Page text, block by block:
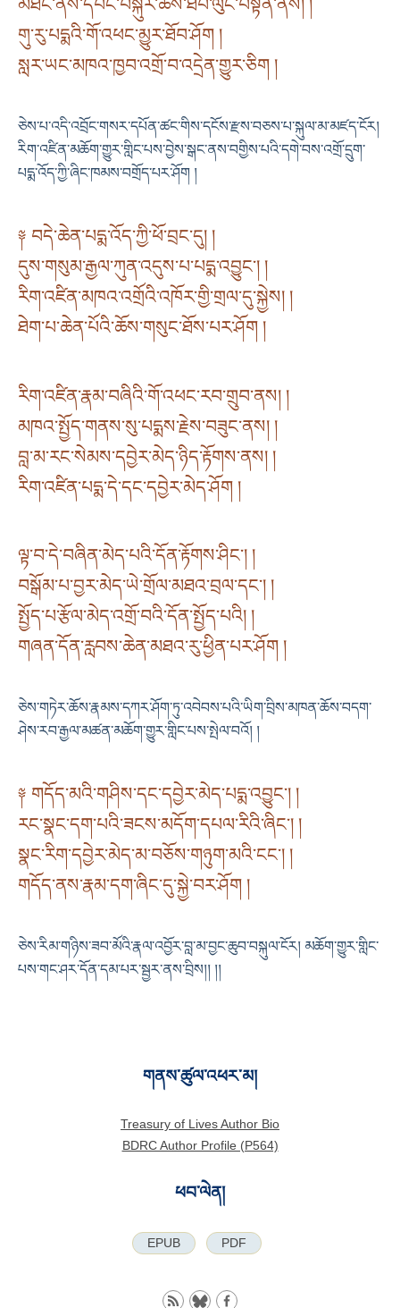
མཐོང་ནས་དབང་བསྐུར་ཆོས་ཐོབ་ལུང་བསྟན་ནས། །
གུ་རུ་པདྨའི་གོ་འཕང་མྱུར་ཐོབ་ཤོག །
སླར་ཡང་མཁའ་ཁྱབ་འགྲོ་བ་འདྲེན་གྱུར་ཅིག །
ཅེས་པ་འདི་འབྲོང་གསར་དཔོན་ཚང་གིས་དངོས་རྫས་བཅས་པ་སྐུལ་མ་མཛད་ངོར།
རིག་འཛིན་མཆོག་གྱུར་གླིང་པས་བྱེས་སྒང་ནས་བགྱིས་པའི་དགེ་བས་འགྲོ་དྲུག་
པདྨ་འོད་ཀྱི་ཞིང་ཁམས་བགྲོད་པར་ཤོག །
༈ བདེ་ཆེན་པདྨ་འོད་ཀྱི་ཕོ་བྲང་དུ། །
དུས་གསུམ་རྒྱལ་ཀུན་འདུས་པ་པདྨ་འབྱུང་། །
རིག་འཛིན་མཁའ་འགྲོའི་འཁོར་གྱི་གྲལ་དུ་སྐྱེས། །
ཐེག་པ་ཆེན་པོའི་ཆོས་གསུང་ཐོས་པར་ཤོག །
རིག་འཛིན་རྣམ་བཞིའི་གོ་འཕང་རབ་གྲུབ་ནས། །
མཁའ་སྤྱོད་གནས་སུ་པདྨས་རྗེས་བཟུང་ནས། །
བླ་མ་རང་སེམས་དབྱེར་མེད་ཉིད་རྟོགས་ནས། །
རིག་འཛིན་པདྨ་དེ་དང་དབྱེར་མེད་ཤོག །
ལྟ་བ་དེ་བཞིན་མེད་པའི་དོན་རྟོགས་ཤིང་། །
བསྒོམ་པ་བྱར་མེད་ཡེ་གྲོལ་མཐའ་བྲལ་དང་། །
སྤྱོད་པ་རྩོལ་མེད་འགྲོ་བའི་དོན་སྤྱོད་པའི། །
གཞན་དོན་རླབས་ཆེན་མཐའ་རུ་ཕྱིན་པར་ཤོག །
ཅེས་གཏེར་ཆོས་རྣམས་དཀར་ཤོག་ཏུ་འབེབས་པའི་ཡིག་བྲིས་མཁན་ཆོས་བདག་
ཤེས་རབ་རྒྱལ་མཚན་མཆོག་གྱུར་གླིང་པས་སྤེལ་བའོ། །
༈ གདོད་མའི་གཤིས་དང་དབྱེར་མེད་པདྨ་འབྱུང༌། །
རང་སྣང་དག་པའི་ཟངས་མདོག་དཔལ་རིའི་ཞིང༌། །
སྣང་རིག་དབྱེར་མེད་མ་བཅོས་གཉུག་མའི་ངང༌། །
གདོད་ནས་རྣམ་དག་ཞིང་དུ་སྐྱེ་བར་ཤོག །
ཅེས་རིམ་གཉིས་ཟབ་མོའི་རྣལ་འབྱོར་བླ་མ་བྱང་ཆུབ་བསྐུལ་ངོར། མཆོག་གྱུར་གླིང་
པས་གང་ཤར་དོན་དམ་པར་སྦྱར་ནས་བྲིས།། །།
གནས་ཚུལ་འཕར་མ།
Treasury of Lives Author Bio
BDRC Author Profile (P564)
ཕབ་ལེན།
EPUB PDF